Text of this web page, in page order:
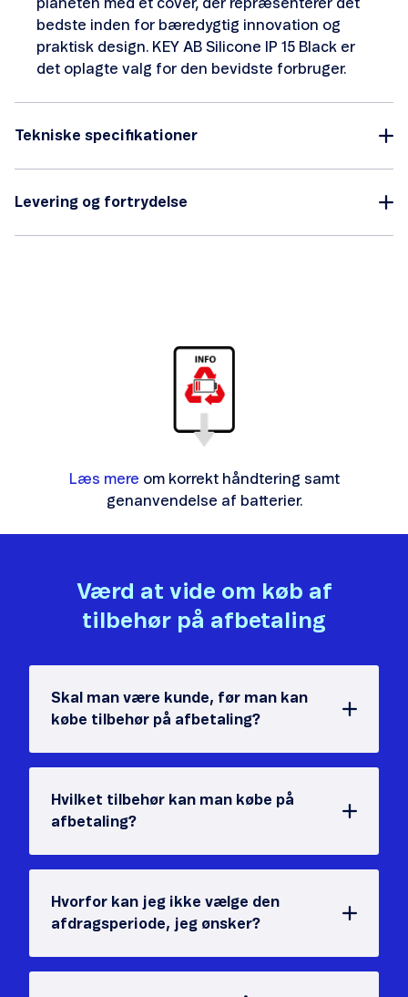
planeten med et cover, der repræsenterer det
bedste inden for bæredygtig innovation og
praktisk design. KEY AB Silicone IP 15 Black er
det oplagte valg for den bevidste forbruger.
Tekniske specifikationer
Levering og fortrydelse
Læs mere om korrekt håndtering samt
genanvendelse af batterier.
Værd at vide om køb af
tilbehør på afbetaling
Skal man være kunde, før man kan
købe tilbehør på afbetaling?
Hvilket tilbehør kan man købe på
afbetaling?
Hvorfor kan jeg ikke vælge den
afdragsperiode, jeg ønsker?